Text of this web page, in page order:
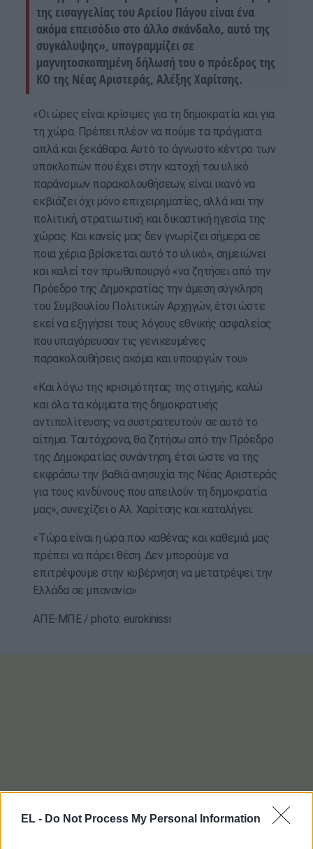
EL - Do Not Process My Personal Information
της εισαγγελίας του Αρείου Πάγου είναι ένα
ακόμα επεισόδιο στο άλλο σκάνδαλο, αυτό της
συγκάλυψης», υπογραμμίζει σε
μαγνητοσκοπημένη δήλωσή του ο πρόεδρος της
ΚΟ της Νέας Αριστεράς, Αλέξης Χαρίτσης.
«Οι ώρες είναι κρίσιμες για τη δημοκρατία και για
τη χώρα. Πρέπει πλέον να πούμε τα πράγματα
απλά και ξεκάθαρα. Αυτό το άγνωστο κέντρο των
υποκλοπών που έχει στην κατοχή του υλικό
παράνομων παρακολουθήσεων, είναι ικανό να
εκβιάζει όχι μόνο επιχειρηματίες, αλλά και την
πολιτική, στρατιωτική και δικαστική ηγεσία της
χώρας. Και κανείς μας δεν γνωρίζει σήμερα σε
ποια χέρια βρίσκεται αυτό το υλικό», σημειώνει
και καλεί τον πρωθυπουργό «να ζητήσει από την
Πρόεδρο της Δημοκρατίας την άμεση σύγκληση
του Συμβουλίου Πολιτικών Αρχηγών, έτσι ώστε
εκεί να εξηγήσει τους λόγους εθνικής ασφαλείας
που υπαγόρευσαν τις γενικευμένες
παρακολουθήσεις ακόμα και υπουργών του».
«Και λόγω της κρισιμότητας της στιγμής, καλώ
και όλα τα κόμματα της δημοκρατικής
αντιπολίτευσης να συστρατευτούν σε αυτό το
αίτημα. Ταυτόχρονα, θα ζητήσω από την Πρόεδρο
της Δημοκρατίας συνάντηση, έτσι ώστε να της
εκφράσω την βαθιά ανησυχία της Νέας Αριστεράς
για τους κινδύνους που απειλούν τη δημοκρατία
μας», συνεχίζει ο Αλ. Χαρίτσης και καταλήγει:
«Τώρα είναι η ώρα που καθένας και καθεμιά μας
πρέπει να πάρει θέση. Δεν μπορούμε να
επιτρέψουμε στην κυβέρνηση να μετατρέψει την
Ελλάδα σε μπανανία».
ΑΠΕ-ΜΠΕ / photo: eurokinissi